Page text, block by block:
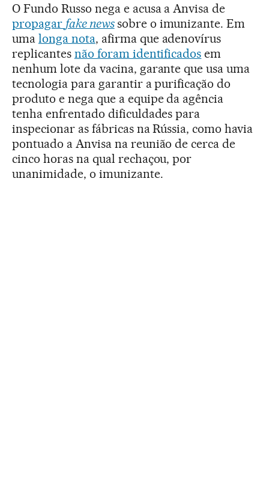
O Fundo Russo nega e acusa a Anvisa de
propagar fake newssobre o imunizante. Em
uma longa nota, afirma que adenovírus
replicantes não foram identificados em
nenhum lote da vacina, garante que usa uma
tecnologia para garantir a purificação do
produto e nega que a equipe da agência
tenha enfrentado dificuldades para
inspecionar as fábricas na Rússia, como havia
pontuado a Anvisa na reunião de cerca de
cinco horas na qual rechaçou, por
unanimidade, o imunizante.